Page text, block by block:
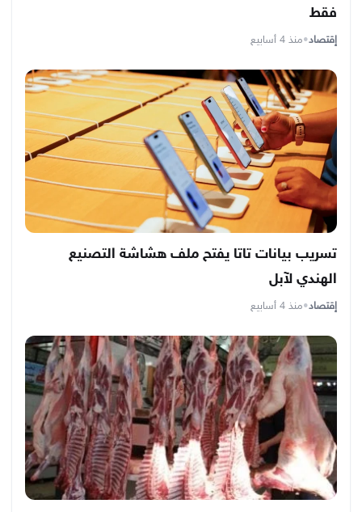
فقط
إقتصاد•منذ 4 أسابيع
تسريب بيانات تاتا يفتح ملف هشاشة التصنيع
الهندي لآبل
إقتصاد•منذ 4 أسابيع